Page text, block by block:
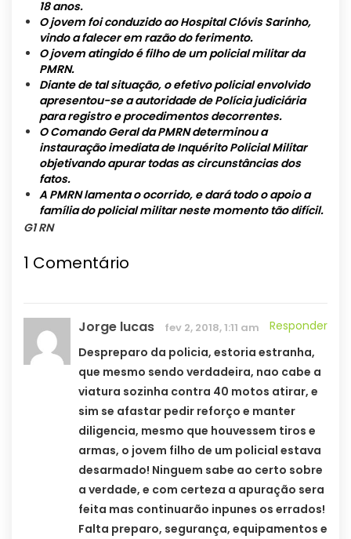
18 anos.
O jovem foi conduzido ao Hospital Clóvis Sarinho,
vindo a falecer em razão do ferimento.
O jovem atingido é filho de um policial militar da
PMRN.
Diante de tal situação, o efetivo policial envolvido
apresentou-se a autoridade de Polícia judiciária
para registro e procedimentos decorrentes.
O Comando Geral da PMRN determinou a
instauração imediata de Inquérito Policial Militar
objetivando apurar todas as circunstâncias dos
fatos.
A PMRN lamenta o ocorrido, e dará todo o apoio a
família do policial militar neste momento tão difícil.
G1 RN
1 Comentário
Jorge lucas fev 2, 2018, 1:11 am
Responder
Despreparo da policia, estoria estranha,
que mesmo sendo verdadeira, nao cabe a
viatura sozinha contra 40 motos atirar, e
sim se afastar pedir reforço e manter
diligencia, mesmo que houvessem tiros e
armas, o jovem filho de um policial estava
desarmado! Ninguem sabe ao certo sobre
a verdade, e com certeza a apuração sera
feita mas continuarão inpunes os errados!
Falta preparo, segurança, equipamentos e